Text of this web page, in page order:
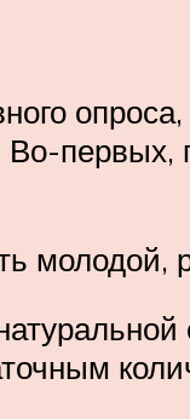
молодой,